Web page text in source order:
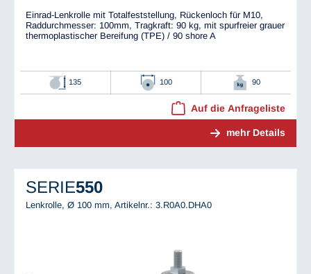
Einrad-Lenkrolle mit Totalfeststellung, Rückenloch für M10,
Raddurchmesser: 100mm, Tragkraft: 90 kg, mit spurfreier grauer
thermoplastischer Bereifung (TPE) / 90 shore A
135 100 90
Auf die Anfrageliste
mehr Details
SERIE550
Lenkrolle, Ø 100 mm, Artikelnr.: 3.R0A0.DHA0